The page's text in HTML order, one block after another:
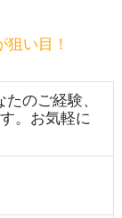
狙い目！
のご経験、
。お気軽に